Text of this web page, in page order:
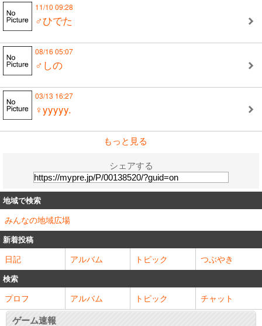
11/10 09:28
♂ひでた
08/16 05:07
♂しの
03/13 16:27
♀yyyyy.
もっと見る
シェアする
地域で検索
みんなの地域広場
新着投稿
日記 アルバム トピック つぶやき
検索
プロフ アルバム トピック チャット
ゲーム速報